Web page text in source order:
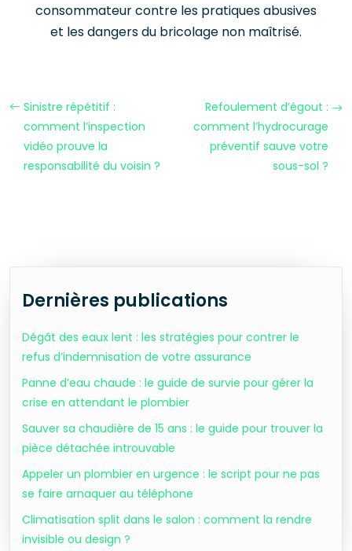
consommateur contre les pratiques abusives
et les dangers du bricolage non maîtrisé.
Sinistre répétitif :
comment l’inspection
vidéo prouve la
responsabilité du voisin ?
Refoulement d’égout :
comment l’hydrocurage
préventif sauve votre
sous-sol ?
Dernières publications
Dégât des eaux lent : les stratégies pour contrer le
refus d’indemnisation de votre assurance
Panne d’eau chaude : le guide de survie pour gérer la
crise en attendant le plombier
Sauver sa chaudière de 15 ans : le guide pour trouver la
pièce détachée introuvable
Appeler un plombier en urgence : le script pour ne pas
se faire arnaquer au téléphone
Climatisation split dans le salon : comment la rendre
invisible ou design ?